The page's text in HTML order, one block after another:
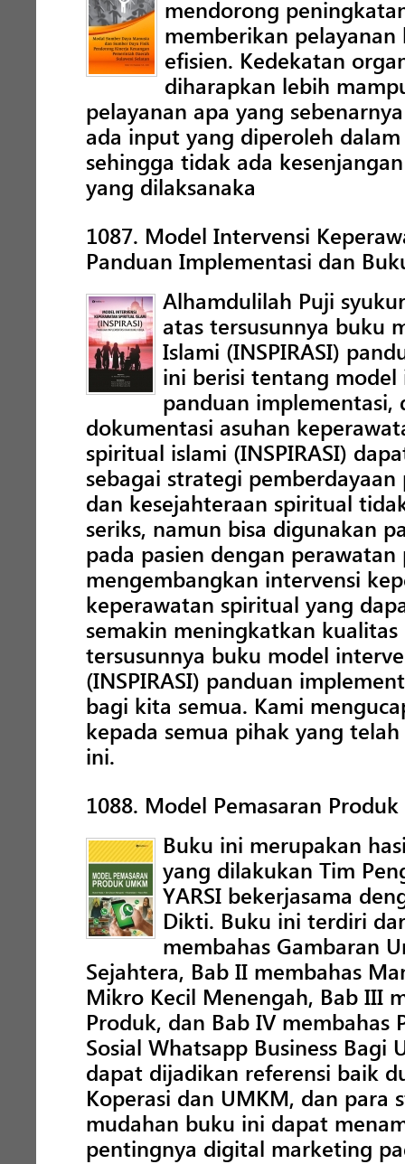
mendorong
memberikan
efisien. Kedekatan
diharapkan lebih
pelayanan apa yang
ada input yang diperoleh
sehingga tidak ada
yang dilaksanaka
1087. Model Intervensi
Panduan Implementasi dan
Alhamdulilah Puji
atas tersusunnya buku
Islami (INSPIRASI)
ini berisi tentang model
panduan
dokumentasi asuhan
spiritual islami (INSPIRASI)
sebagai strategi
dan kesejahteraan spiritual
seriks, namun bisa digunakan
pada pasien dengan
mengembangkan intervensi
keperawatan spiritual yang
semakin meningkatkan
tersusunnya buku model
(INSPIRASI) panduan
bagi kita semua. Kami
kepada semua pihak yang
ini.
1088. Model Pemasaran
Buku ini merupakan
yang dilakukan Tim
YARSI bekerjasama
Dikti. Buku ini terdiri
membahas Gambaran
Sejahtera, Bab II membahas
Mikro Kecil Menengah, Bab III
Produk, dan Bab IV
Sosial Whatsapp Business
dapat dijadikan referensi baik
Koperasi dan UMKM, dan para
mudahan buku ini dapat
pentingnya digital marketing